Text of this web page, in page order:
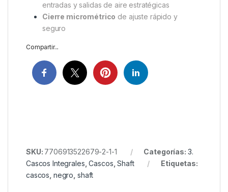
entradas y salidas de aire estratégicas
Cierre micrométrico de ajuste rápido y
seguro
Compartir...
SKU: 7706913522679-2-1-1 Categorías: 3.
Cascos Integrales ,Cascos ,Shaft
Etiquetas:
cascos negro shaft